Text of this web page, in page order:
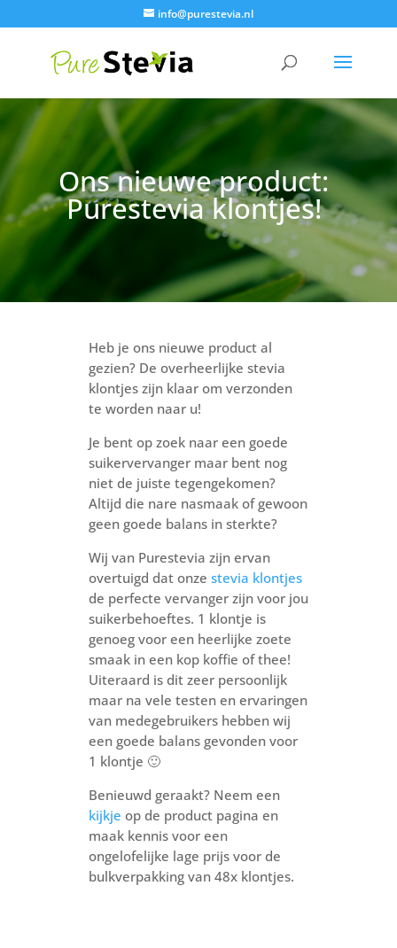
info@purestevia.nl
Ons nieuwe product:
Purestevia klontjes!
Heb je ons nieuwe product al
gezien? De overheerlijke stevia
klontjes zijn klaar om verzonden
te worden naar u!
Je bent op zoek naar een goede
suikervervanger maar bent nog
niet de juiste tegengekomen?
Altijd die nare nasmaak of gewoon
geen goede balans in sterkte?
Wij van Purestevia zijn ervan
overtuigd dat onze stevia klontjes
de perfecte vervanger zijn voor jou
suikerbehoeftes. 1 klontje is
genoeg voor een heerlijke zoete
smaak in een kop koffie of thee!
Uiteraard is dit zeer persoonlijk
maar na vele testen en ervaringen
van medegebruikers hebben wij
een goede balans gevonden voor
1 klontje 🙂
Benieuwd geraakt? Neem een
kijkje op de product pagina en
maak kennis voor een
ongelofelijke lage prijs voor de
bulkverpakking van 48x klontjes.